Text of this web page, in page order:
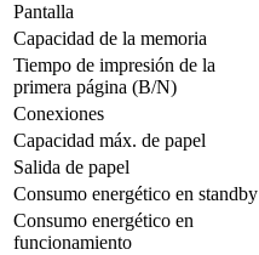
Pantalla
Capacidad de la memoria
Tiempo de impresión de la
primera página (B/N)
Conexiones
Capacidad máx. de papel
Salida de papel
Consumo energético en standby
Consumo energético en
funcionamiento